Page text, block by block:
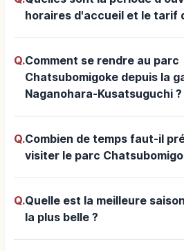
horaires d'accueil et le tarif
Q.Comment se rendre au parc
Chatsubomigoke depuis la
Naganohara-Kusatsuguchi ?
Q.Combien de temps faut-il
visiter le parc
Q.Quelle est la meilleure
la plus belle ?